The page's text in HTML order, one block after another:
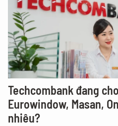
Techcombank đang
Eurowindow, Masan,
nhiêu?